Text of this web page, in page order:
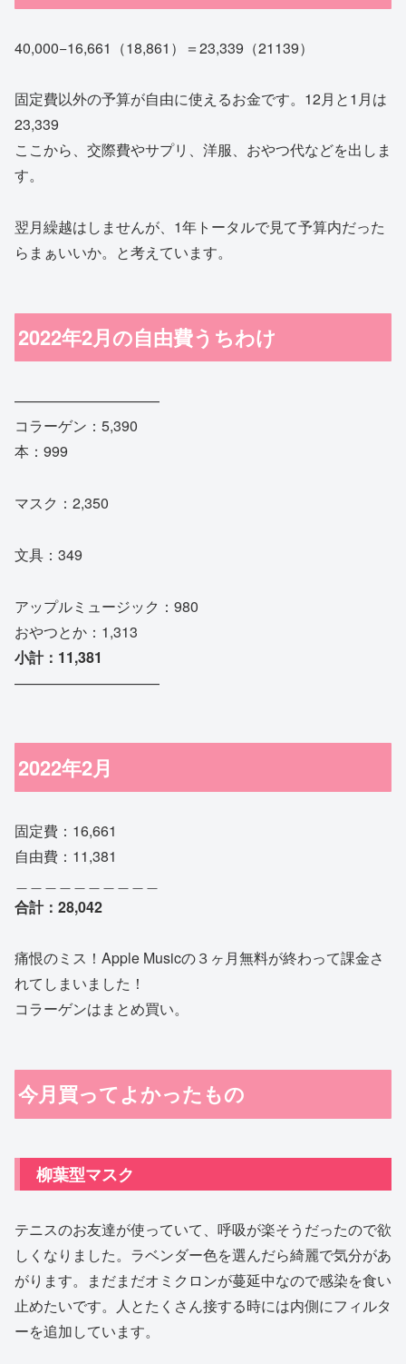
40,000−16,661（18,861）＝23,339（21139）
固定費以外の予算が自由に使えるお金です。12月と1月は
23,339
ここから、交際費やサプリ、洋服、おやつ代などを出しま
す。
翌月繰越はしませんが、1年トータルで見て予算内だった
らまぁいいか。と考えています。
2022年2月の自由費うちわけ
——————————
コラーゲン：5,390
本：999
マスク：2,350
文具：349
アップルミュージック：980
おやつとか：1,313
小計：11,381
——————————
2022年2月
固定費：16,661
自由費：11,381
合計：28,042
痛恨のミス！Apple Musicの３ヶ月無料が終わって課金さ
れてしまいました！
コラーゲンはまとめ買い。
今月買ってよかったもの
柳葉型マスク
テニスのお友達が使っていて、呼吸が楽そうだったので欲
しくなりました。ラベンダー色を選んだら綺麗で気分があ
がります。まだまだオミクロンが蔓延中なので感染を食い
止めたいです。人とたくさん接する時には内側にフィルタ
ーを追加しています。